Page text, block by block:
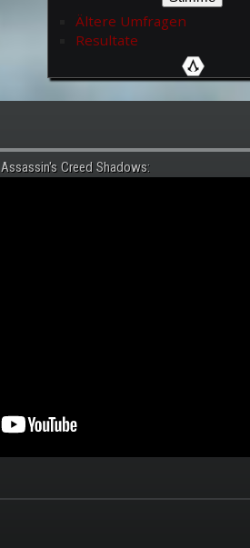
Ältere Umfragen
Resultate
Assassin's Creed Shadows: